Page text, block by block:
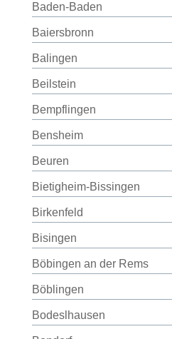
Baden-Baden
Baiersbronn
Balingen
Beilstein
Bempflingen
Bensheim
Beuren
Bietigheim-Bissingen
Birkenfeld
Bisingen
Böbingen an der Rems
Böblingen
Bodeslhausen